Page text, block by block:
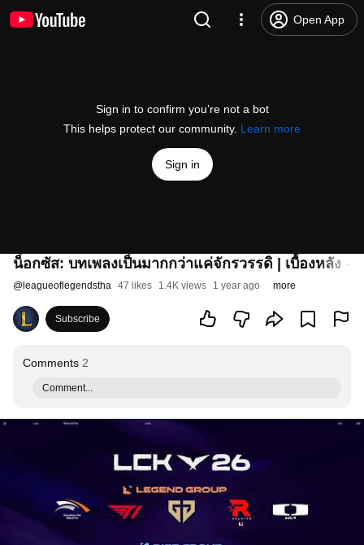
Open App
Sign in to confirm you’re not a bot
This helps protect our community. Learn more
Sign in
น็อกซัส: บทเพลงเป็นมากกว่าแค่จักรวรรดิ | เบื้องหลัง -
@ leagueoflegendstha 47 likes 1.4K views 1 year ago more
Subscribe
Comments 2
Comment...